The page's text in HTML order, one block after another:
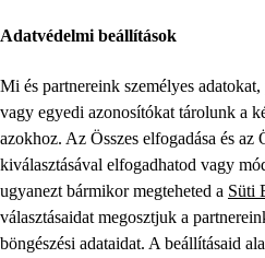
Adatvédelmi beállítások
Mi és partnereink személyes
vagy egyedi azonosítókat tárolunk a
azokhoz. Az Összes elfogadása és az
kiválasztásával elfogadhatod vagy
ugyanezt bármikor megteheted a Süti
választásaidat megosztjuk a
böngészési adataidat. A beállításaid